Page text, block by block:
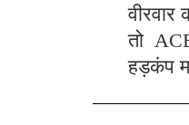
तो
हड़कंप